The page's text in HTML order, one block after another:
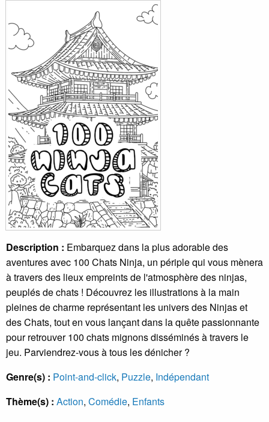
Description : Embarquez dans la plus adorable des
aventures avec 100 Chats Ninja, un périple qui vous mènera
à travers des lieux empreints de l'atmosphère des ninjas,
peuplés de chats ! Découvrez les illustrations à la main
pleines de charme représentant les univers des Ninjas et
des Chats, tout en vous lançant dans la quête passionnante
pour retrouver 100 chats mignons disséminés à travers le
jeu. Parviendrez-vous à tous les dénicher ?
Genre(s) : Point-and-click, Puzzle, Indépendant
Thème(s) : Action, Comédie, Enfants